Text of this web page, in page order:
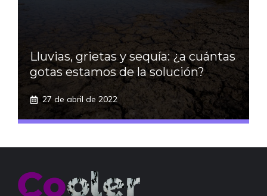
Lluvias, grietas y sequía: ¿a cuántas
gotas estamos de la solución?
27 de abril de 2022